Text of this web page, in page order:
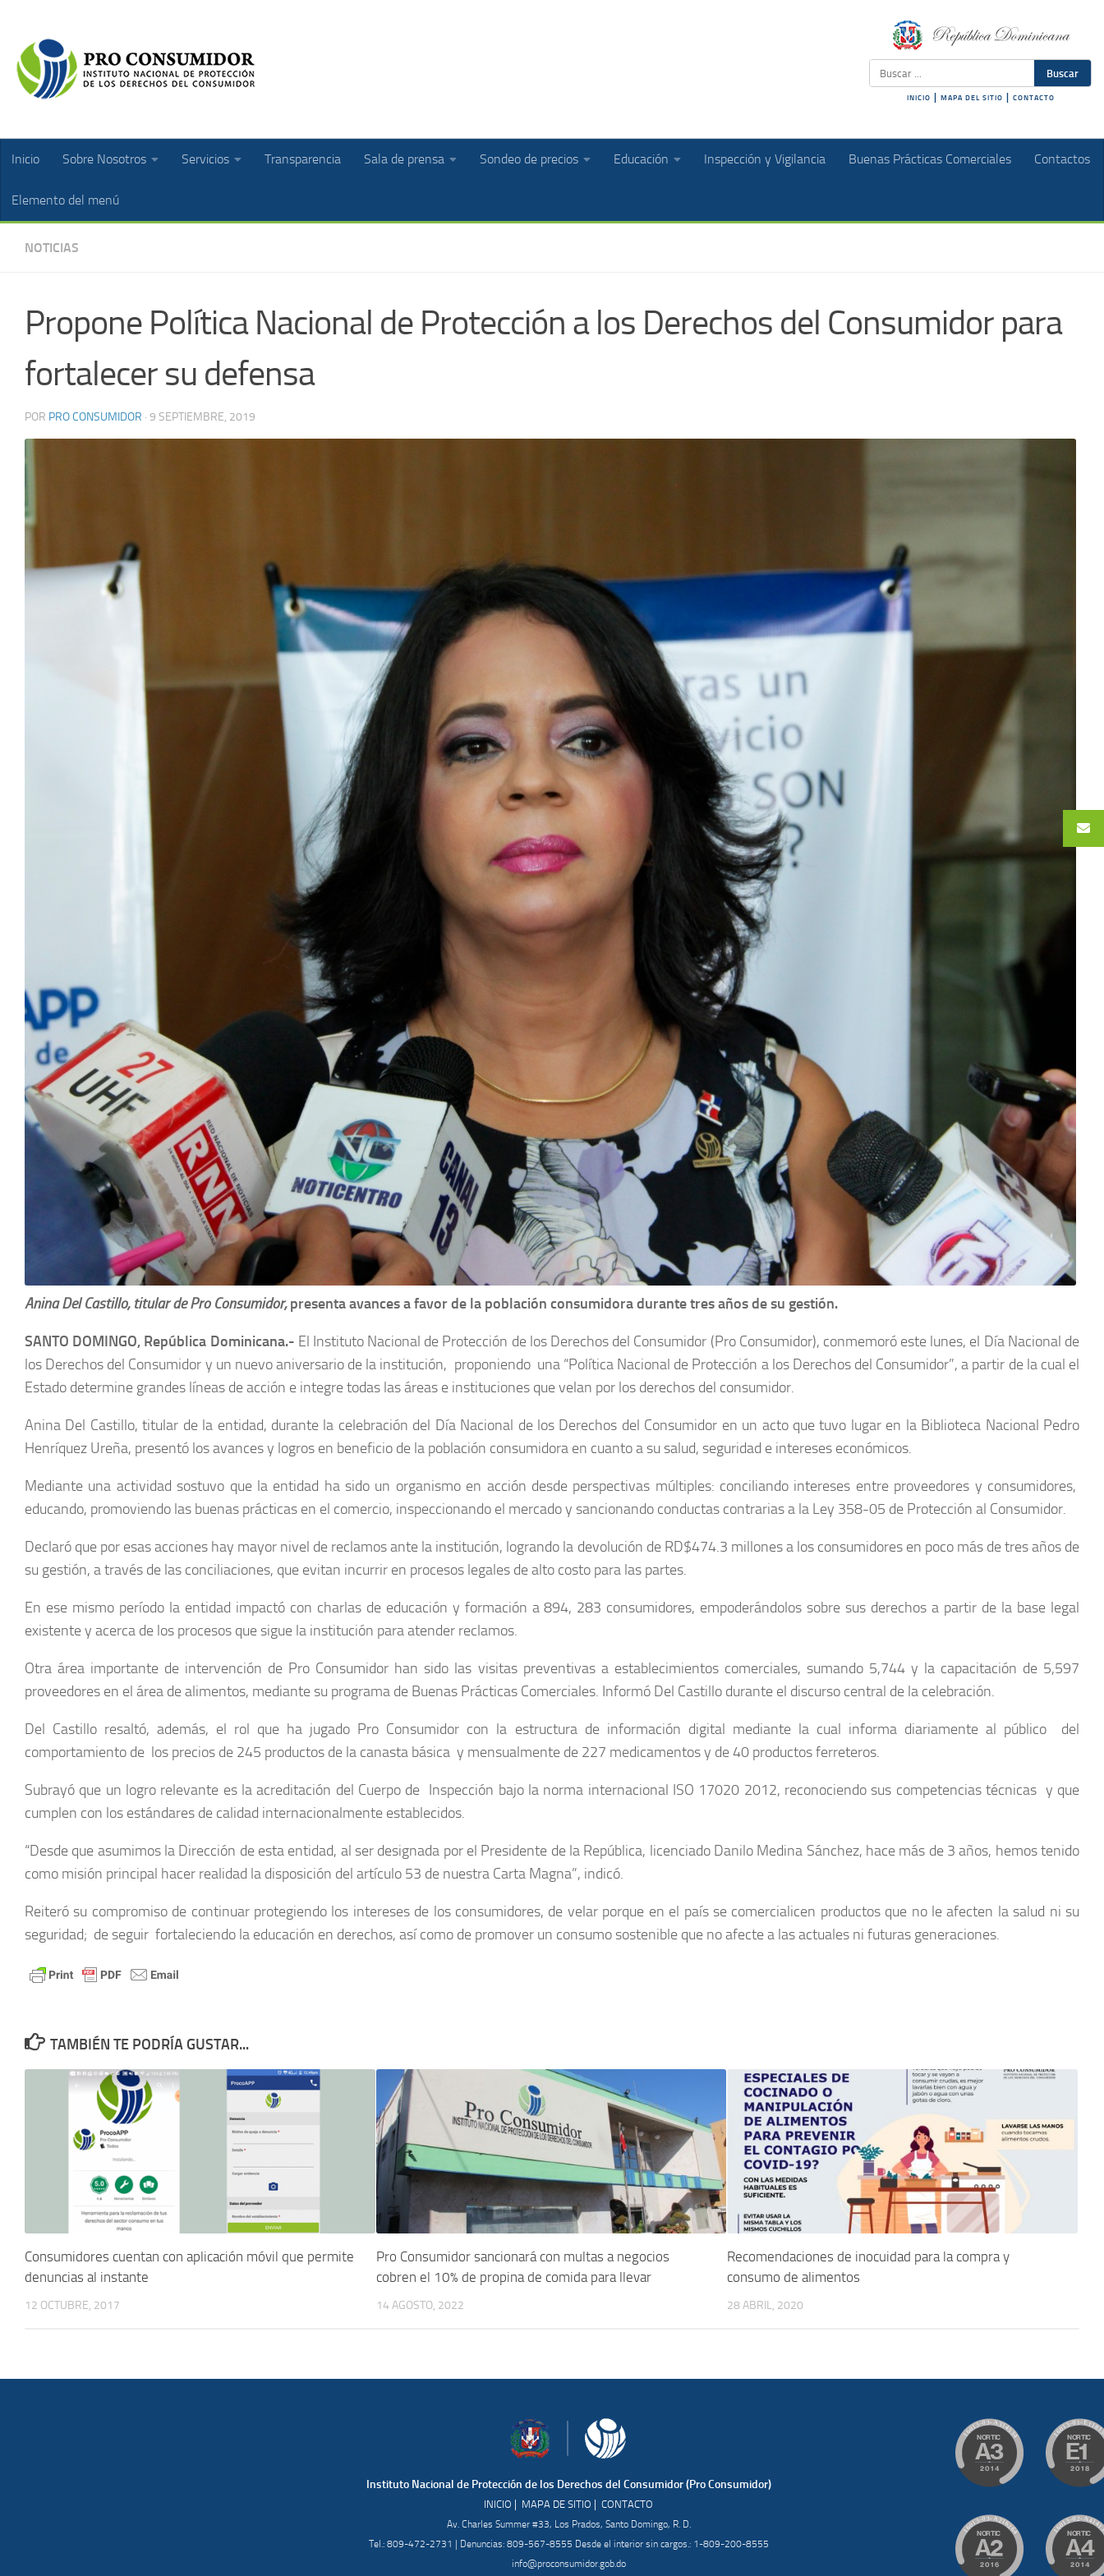
Buscar
INICIO MAPA DEL SITIO CONTACTO
Inicio Sobre Nosotros Servicios Transparencia Sala de prensa Sondeo de precios Educación Inspección y Vigilancia Buenas Prácticas Comerciales Contactos
Elemento del menú
NOTICIAS
Propone Política Nacional de Protección a los Derechos del Consumidor para
fortalecer su defensa
POR PRO CONSUMIDOR · 9 SEPTIEMBRE, 2019
Anina Del Castillo, titular de Pro Consumidor,presenta avances a favor de la población consumidora durante tres años de su gestión.
SANTO DOMINGO, República Dominicana.- El Instituto Nacional de Protección de los Derechos del Consumidor (Pro Consumidor), conmemoró este lunes, el Día Nacional de
los Derechos del Consumidor y un nuevo aniversario de la institución, proponiendo una “Política Nacional de Protección a los Derechos del Consumidor”, a partir de la cual el
Estado determine grandes líneas de acción e integre todas las áreas e instituciones que velan por los derechos del consumidor.
Anina Del Castillo, titular de la entidad, durante la celebración del Día Nacional de los Derechos del Consumidor en un acto que tuvo lugar en la Biblioteca Nacional Pedro
Henríquez Ureña, presentó los avances y logros en beneficio de la población consumidora en cuanto a su salud, seguridad e intereses económicos.
Mediante una actividad sostuvo que la entidad ha sido un organismo en acción desde perspectivas múltiples: conciliando intereses entre proveedores y consumidores,
educando, promoviendo las buenas prácticas en el comercio, inspeccionando el mercado y sancionando conductas contrarias a la Ley 358-05 de Protección al Consumidor.
Declaró que por esas acciones hay mayor nivel de reclamos ante la institución, logrando la devolución de RD$474.3 millones a los consumidores en poco más de tres años de
su gestión, a través de las conciliaciones, que evitan incurrir en procesos legales de alto costo para las partes.
En ese mismo período la entidad impactó con charlas de educación y formación a 894, 283 consumidores, empoderándolos sobre sus derechos a partir de la base legal
existente y acerca de los procesos que sigue la institución para atender reclamos.
Otra área importante de intervención de Pro Consumidor han sido las visitas preventivas a establecimientos comerciales, sumando 5,744 y la capacitación de 5,597
proveedores en el área de alimentos, mediante su programa de Buenas Prácticas Comerciales. Informó Del Castillo durante el discurso central de la celebración.
Del Castillo resaltó, además, el rol que ha jugado Pro Consumidor con la estructura de información digital mediante la cual informa diariamente al público del
comportamiento de los precios de 245 productos de la canasta básica y mensualmente de 227 medicamentos y de 40 productos ferreteros.
Subrayó que un logro relevante es la acreditación del Cuerpo de Inspección bajo la norma internacional ISO 17020 2012, reconociendo sus competencias técnicas y que
cumplen con los estándares de calidad internacionalmente establecidos.
“Desde que asumimos la Dirección de esta entidad, al ser designada por el Presidente de la República, licenciado Danilo Medina Sánchez, hace más de 3 años, hemos tenido
como misión principal hacer realidad la disposición del artículo 53 de nuestra Carta Magna”, indicó.
Reiteró su compromiso de continuar protegiendo los intereses de los consumidores, de velar porque en el país se comercialicen productos que no le afecten la salud ni su
seguridad; de seguir fortaleciendo la educación en derechos, así como de promover un consumo sostenible que no afecte a las actuales ni futuras generaciones.
TAMBIÉN TE PODRÍA GUSTAR...
Consumidores cuentan con aplicación móvil que permite
denuncias al instante
12 OCTUBRE, 2017
Pro Consumidor sancionará con multas a negocios
cobren el 10% de propina de comida para llevar
14 AGOSTO, 2022
Recomendaciones de inocuidad para la compra y
consumo de alimentos
28 ABRIL, 2020
Instituto Nacional de Protección de los Derechos del Consumidor (Pro Consumidor)
INICIO | MAPA DE SITIO | CONTACTO
Av. Charles Summer #33, Los Prados, Santo Domingo, R. D.
Tel.: 809-472-2731 | Denuncias: 809-567-8555 Desde el interior sin cargos.: 1-809-200-8555
info@proconsumidor.gob.do